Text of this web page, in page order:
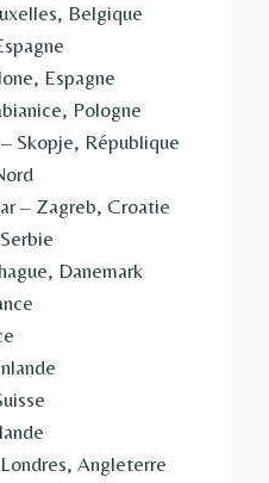
Belgique
Espagne
Pologne
Skopje, République
– Zagreb, Croatie
Danemark
Angleterre